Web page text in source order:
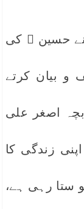
حسین ؓ کی
و بیان کرتے
اصغر علی
زندگی کا
ستا رہی ہے،